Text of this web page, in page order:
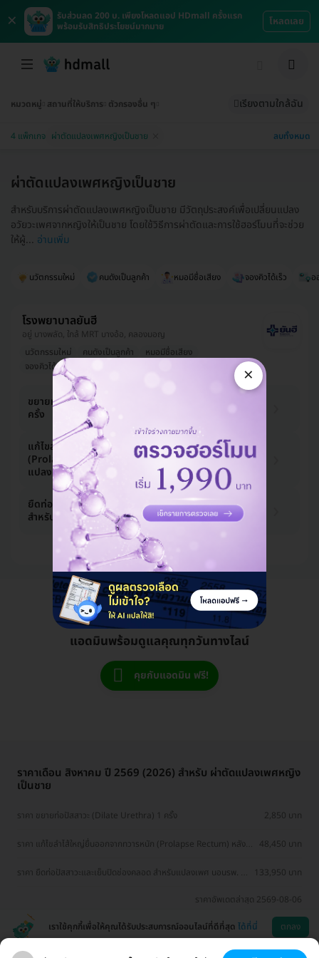
×
รับส่วนลด 200 บ. เพียงโหลดแอป HDmall ครั้งแรก
พร้อมรับสิทธิประโยชน์มากมาย
โหลดเลย
หมวดหมู่ สถานที่ให้บริการ ตัวกรองอื่น ๆ เรียงตามใกล้ฉัน
4 แพ็กเกจ ผ่าตัดแปลงเพศหญิงเป็นชาย ลบทั้งหมด
นวัตกรรมใหม่ คนดังเป็นลูกค้า หมอมีชื่อเสียง จองคิวได้เร็ว อ
ผ่าตัดแปลงเพศหญิงเป็นชาย
สำหรับบริการผ่าตัดแปลงเพศหญิงเป็นชาย มีวัตถุประสงค์เพื่อเปลี่ยนแปลง
อวัยวะเพศจากหญิงให้เป็นชาย โดยใช้วิธีการผ่าตัดและการใช้ฮอร์โมนที่จะช่วย
ให้ผู้... อ่านเพิ่ม
โรงพยาบาลยันฮี
อยู่ บางพลัด, ใกล้ MRT บางอ้อ, คลองมอญ
นวัตกรรมใหม่
คนดังเป็นลูกค้า
หมอมีชื่อเสียง
จองคิวได้เร็ว
ขยายท่อปัสสาวะ (Dilate Urethra) 1
ครั้ง
แก้ไขลำไส้ใหญ่ยื่นออกจากทวารหนัก
(Prolapse Rectum) หลังผ่าตัด
แปลงเพศ
48,450 บาท
51,000 บาท
ยืดท่อปัสสาวะและเย็บปิดช่องคลอด
สำหรับแปลงเพศ นอนรพ. 7 คืน
133,950 บาท
141,000 บาท
ดูแพ็กเกจเพิ่ม
แอดมินพร้อมดูแลคุณทุกวันทางไลน์
คุยกับแอดมิน ฟรี!
ราคาเดือน สิงหาคม ปี 2569 (2026) สำหรับ ผ่าตัดแปลงเพศหญิง
เป็นชาย
ราคา ขยายท่อปัสสาวะ (Dilate Urethra) 1 ครั้ง 2,850 บาท
ราคา แก้ไขลำไส้ใหญ่ยื่นออกจากทวารหนัก (Prolapse Rectum) หลัง
48,450 บาท
ราคา ยืดท่อปัสสาวะและเย็บปิดช่องคลอด สำหรับแปลงเพศ นอนรพ. 7
133,950 บาท
ราคาอัพเดตล่าสุด 2569-08-06
เราใช้คุกกี้เพื่อให้คุณได้รับประสบการณ์ออนไลน์ที่ดีที่สุด ได้ที่นี่ ตกลง
×